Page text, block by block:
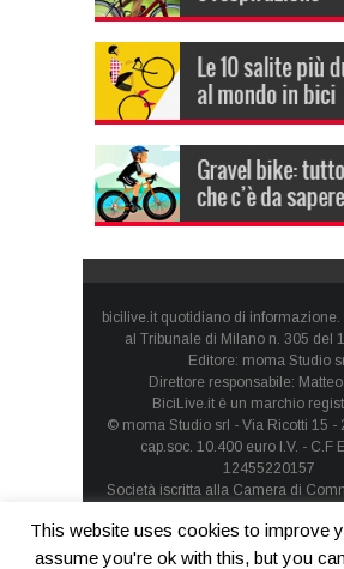
bicilive.it quotidiano di
al Tribunale di Milano n. 305 del
Editore: moma Studio
Direttore responsabile:
BiciLive.it è un marchio
© moma Studio srl - Via Ricotti 15 -
cap.soc. 10.400 euro I.V. - C.F
12455220157
Società iscritta alla Camera di
socio unico
Privacy Policy-Cookie
This website uses cookies to improve
assume you're ok with this, but you